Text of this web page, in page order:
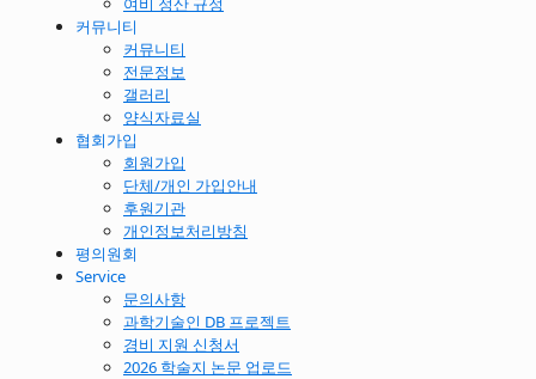
커뮤니티
커뮤니티
전문정보
갤러리
양식자료실
협회가입
회원가입
단체/개인 가입안내
후원기관
개인정보처리방침
평의원회
Service
문의사항
과학기술인 DB 프로젝트
경비 지원 신청서
2026 학술지 논문 업로드